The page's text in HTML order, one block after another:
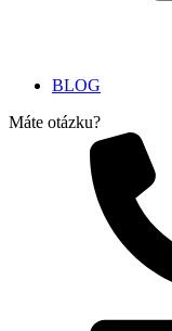
BLOG
Máte otázku?